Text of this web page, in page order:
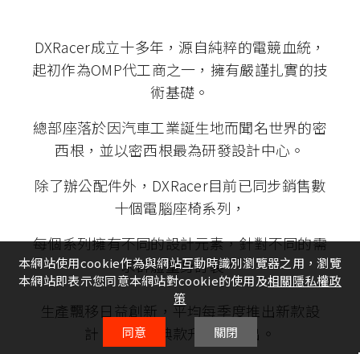
DXRacer成立十多年，源自純粹的電競血統，
起初作為OMP代工商之一，擁有嚴謹扎實的技
術基礎。
總部座落於因汽車工業誕生地而聞名世界的密
西根，並以密西根最為研發設計中心。
除了辦公配件外，DXRacer目前已同步銷售數
十個電腦座椅系列，
每個系列擁有不同的設計元素，針對不同的需
求群體量身訂製。
生產飄移日益創新，平均每季度推出新款設
計，更將經典款升級再推出。
本網站使用cookie作為與網站互動時識別瀏覽器之用，瀏覽
本網站即表示您同意本網站對cookie的使用及相關隱私權政
策
同意
關閉